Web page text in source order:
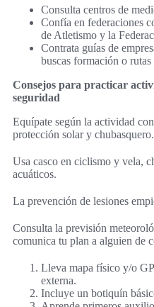
Consulta centros de
Confía en federaciones
de Atletismo y la
Contrata guías de
buscas formación o rutas
Consejos para practicar
seguridad
Equípate según la actividad
protección solar y chubasquero.
Usa casco en ciclismo y vela,
acuáticos.
La prevención de lesiones
Consulta la previsión
comunica tu plan a alguien de
Lleva mapa físico y/o
externa.
Incluye un botiquín